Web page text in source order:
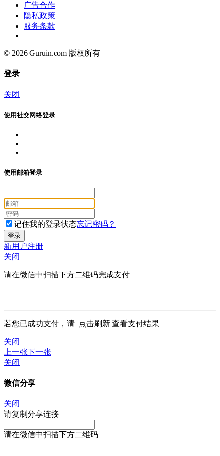
广告合作
隐私政策
服务条款
© 2026 Guruin.com 版权所有
登录
关闭
使用社交网络登录
使用邮箱登录
记住我的登录状态忘记密码？
新用户注册
关闭
请在微信中扫描下方二维码完成支付
若您已成功支付，请 点击刷新 查看支付结果
关闭
上一张下一张
关闭
微信分享
关闭
请复制分享连接
请在微信中扫描下方二维码